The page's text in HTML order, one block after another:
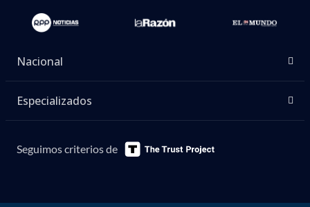
Nacional
Especializados
Seguimos criterios de